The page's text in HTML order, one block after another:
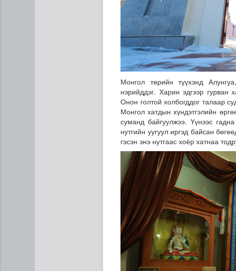
Н.Номтойбаяр: Аймгуудад
Монгол төрийн түүхэнд
нэрийддэг. Харин эдгээр
Онон голтой холбогддог талаар
Монгол хатдын хүндэтгэлийн
суманд байгуулжээ. Үүнээс
нутгийн уугуул иргэд байсан
гэсэн энэ нутгаас хоёр хатнаа